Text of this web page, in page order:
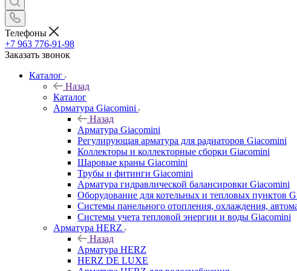
Телефоны
+7 963 776-91-98
Заказать звонок
Каталог
Назад
Каталог
Арматура Giacomini
Назад
Арматура Giacomini
Регулирующая арматура для радиаторов Giacomini
Коллекторы и коллекторные сборки Giacomini
Шаровые краны Giacomini
Трубы и фитинги Giacomini
Арматура гидравлической балансировки Giacomini
Оборудование для котельных и тепловых пунктов
Системы панельного отопления, охлаждения,
Системы учета тепловой энергии и воды Giacomini
Арматура HERZ
Назад
Арматура HERZ
HERZ DE LUXE